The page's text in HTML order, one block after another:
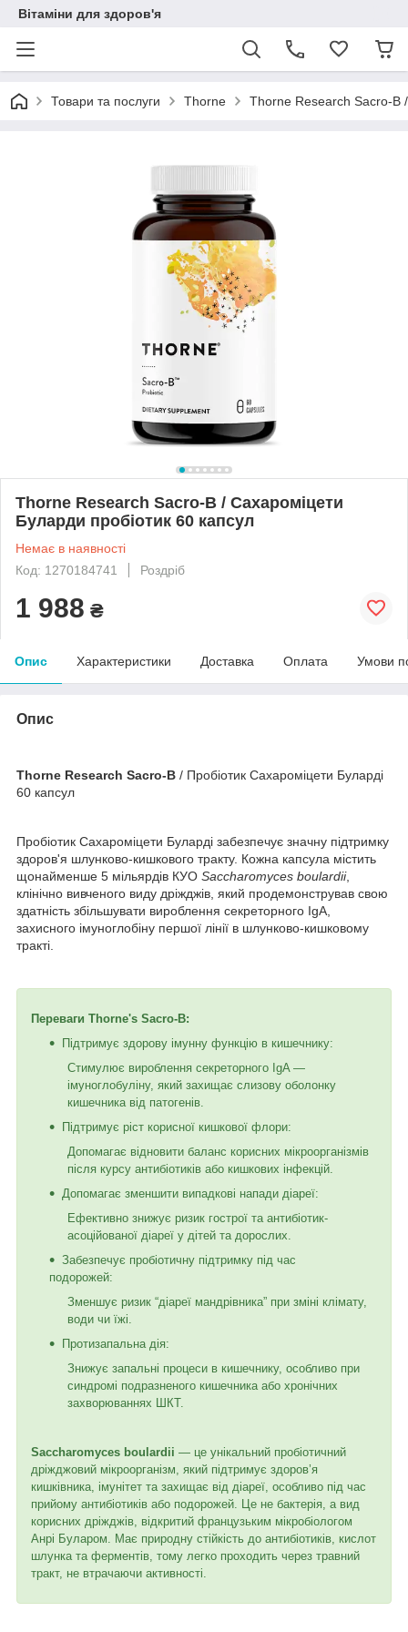
Вітаміни для здоров'я
Товари та послуги Thorne Thorne Research Sacro-B
Thorne Research Sacro-B / Сахароміцети
Буларди пробіотик 60 капсул
Немає в наявності
Код: 1270184741
Роздріб
1 988 ₴
Опис Характеристики Доставка Оплата Умови
Опис
Thorne Research Sacro-B / Пробіотик Сахароміцети Буларді
60 капсул
Пробіотик Сахароміцети Буларді забезпечує значну підтримку
здоров'я шлунково-кишкового тракту. Кожна капсула містить
щонайменше 5 мільярдів КУО Saccharomyces boulardii,
клінічно вивченого виду дріжджів, який продемонстрував свою
здатність збільшувати вироблення секреторного IgA,
захисного імуноглобіну першої лінії в шлунково-кишковому
тракті.
Переваги Thorne's Sacro-B:
Підтримує здорову імунну функцію в кишечнику:
Стимулює вироблення секреторного IgA —
імуноглобуліну, який захищає слизову оболонку
кишечника від патогенів.
Підтримує ріст корисної кишкової флори:
Допомагає відновити баланс корисних мікроорганізмів
після курсу антибіотиків або кишкових інфекцій.
Допомагає зменшити випадкові напади діареї:
Ефективно знижує ризик гострої та антибіотик-
асоційованої діареї у дітей та дорослих.
Забезпечує пробіотичну підтримку під час
подорожей:
Зменшує ризик “діареї мандрівника” при зміні клімату,
води чи їжі.
Протизапальна дія:
Знижує запальні процеси в кишечнику, особливо при
синдромі подразненого кишечника або хронічних
захворюваннях ШКТ.
Saccharomyces boulardii — це унікальний пробіотичний
дріжджовий мікроорганізм, який підтримує здоров’я
кишківника, імунітет та захищає від діареї, особливо під час
прийому антибіотиків або подорожей. Це не бактерія, а вид
корисних дріжджів, відкритий французьким мікробіологом
Анрі Буларом. Має природну стійкість до антибіотиків, кислот
шлунка та ферментів, тому легко проходить через травний
тракт, не втрачаючи активності.